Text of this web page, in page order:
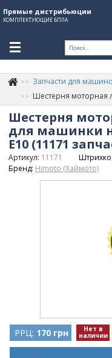
Прямые дистрибьюции
КОМПЛЕКТУЮЩИЕ БПЛА
+380507774092
Информация о компании
About Company
Обзоры
Запчасти для
Шестерня моторная латунная 16Т
Шестерня
для машинки
E10 (11171
Артикул: 11171
Бренд: Himoto (Хаймото)
РРЦ: 170 грн Нет в
наличии